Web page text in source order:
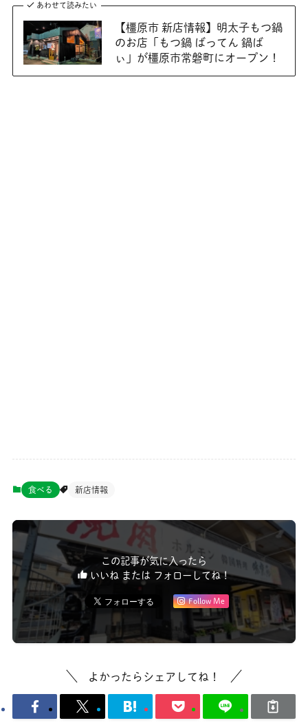
あわせて読みたい
【橿原市 新店情報】明太子もつ鍋
のお店「もつ鍋 ばってん 鍋ば
ぃ」が橿原市常磐町にオープン！
食べる 新店情報
この記事が気に入ったら
いいね または フォローしてね！
Follow Me
よかったらシェアしてね！